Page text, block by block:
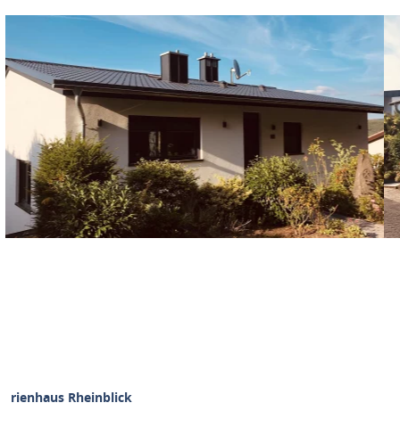
Rheinblick